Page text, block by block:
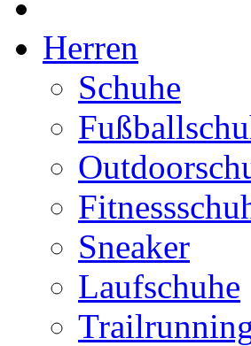
Herren
Schuhe
Sneaker
Laufschuhe